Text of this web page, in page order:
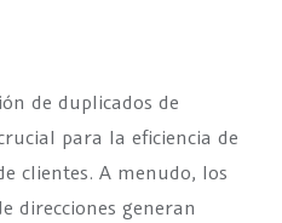
de duplicados de
para la eficiencia de
clientes. A menudo, los
direcciones generan